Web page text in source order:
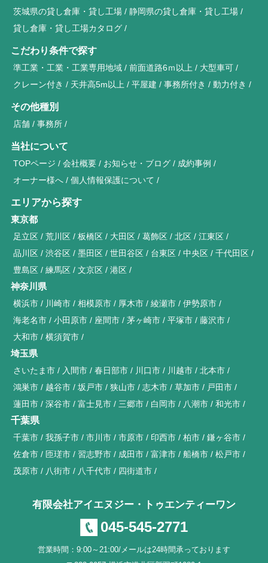
茨城県の貸し倉庫・貸し工場
静岡県の貸し倉庫・貸し工場
貸し倉庫・貸し工場カタログ
こだわり条件で探す
準工業・工業・工業専用地域 前面道路6ｍ以上
大型車可
クレーン付き
天井高5m以上 平屋建 事務所付き 動力付き
その他種別
店舗 事務所
当社について
TOPページ 会社概要 お知らせ・ブログ
成約事例
オーナー様へ
個人情報保護について
エリアから探す
東京都
足立区 荒川区 板橋区 大田区 葛飾区 北区
江東区
品川区
渋谷区 墨田区 世田谷区 台東区 中央区
千代田区
豊島区
練馬区 文京区 港区
神奈川県
横浜市 川崎市 相模原市 厚木市 綾瀬市
伊勢原市
海老名市
小田原市 座間市 茅ヶ崎市 平塚市
藤沢市
大和市
横須賀市
埼玉県
さいたま市 入間市 春日部市 川口市 川越市
北本市
鴻巣市
越谷市 坂戸市 狭山市 志木市 草加市
戸田市
蓮田市
深谷市 富士見市 三郷市 白岡市 八潮市 和光市
千葉県
千葉市 我孫子市 市川市 市原市 印西市 柏市
鎌ヶ谷市
佐倉市
匝瑳市 習志野市 成田市 富津市 船橋市
松戸市
茂原市
八街市 八千代市 四街道市
有限会社アイエヌジー・トゥエンティーワン
045-545-2771
営業時間：9:00～21:00/メールは24時間承っております